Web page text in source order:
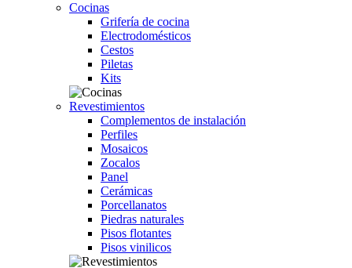
Cocinas
Grifería de cocina
Electrodomésticos
Cestos
Piletas
Kits
Revestimientos
Complementos de instalación
Perfiles
Mosaicos
Zocalos
Panel
Cerámicas
Porcellanatos
Piedras naturales
Pisos flotantes
Pisos vinilicos